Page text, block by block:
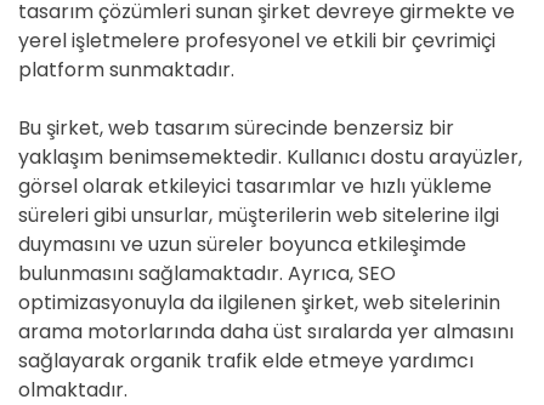
tasarım çözümleri sunan şirket devreye girmekte ve
yerel işletmelere profesyonel ve etkili bir çevrimiçi
platform sunmaktadır.
Bu şirket, web tasarım sürecinde benzersiz bir
yaklaşım benimsemektedir. Kullanıcı dostu arayüzler,
görsel olarak etkileyici tasarımlar ve hızlı yükleme
süreleri gibi unsurlar, müşterilerin web sitelerine ilgi
duymasını ve uzun süreler boyunca etkileşimde
bulunmasını sağlamaktadır. Ayrıca, SEO
optimizasyonuyla da ilgilenen şirket, web sitelerinin
arama motorlarında daha üst sıralarda yer almasını
sağlayarak organik trafik elde etmeye yardımcı
olmaktadır.